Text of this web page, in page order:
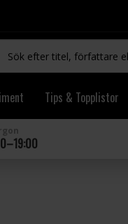
Tips & Topplistor